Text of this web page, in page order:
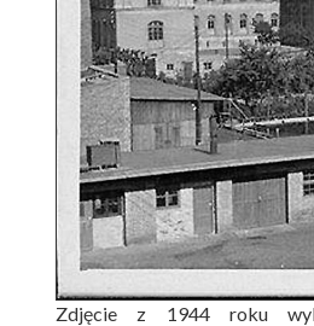
Zdjęcie z 1944 roku